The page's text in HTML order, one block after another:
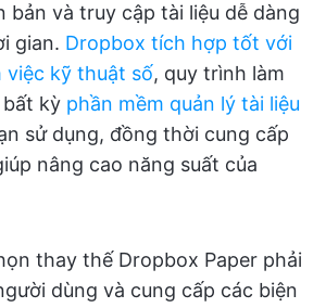
bản và truy cập tài liệu dễ dàng
gian. Dropbox tích hợp tốt với
việc kỹ thuật số, quy trình làm
bất kỳ phần mềm quản lý tài liệu
sử dụng, đồng thời cung cấp
nâng cao năng suất của
thay thế Dropbox Paper phải
dùng và cung cấp các biện